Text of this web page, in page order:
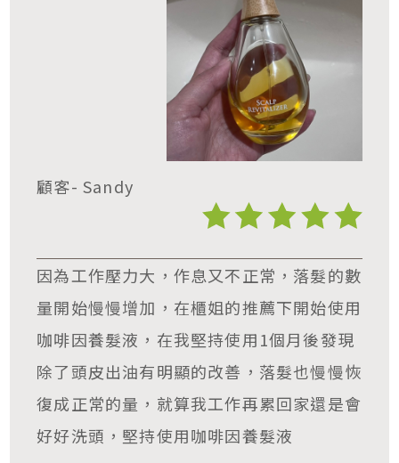
顧客- Sandy
因為工作壓力大，作息又不正常，落髮的數
量開始慢慢增加，在櫃姐的推薦下開始使用
咖啡因養髮液，在我堅持使用1個月後發現
除了頭皮出油有明顯的改善，落髮也慢慢恢
復成正常的量，就算我工作再累回家還是會
好好洗頭，堅持使用咖啡因養髮液